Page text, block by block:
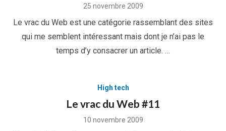
Posted
25 novembre 2009
Le vrac du Web est une catégorie rassemblant des sites
qui me semblent intéressant mais dont je n’ai pas le
temps d’y consacrer un article. …
High tech
Le vrac du Web #11
Posted
10 novembre 2009